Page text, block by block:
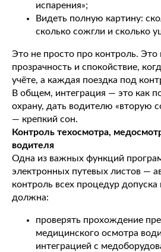
испарения»;
Видеть полную картину:
сколько сожгли и сколько
Это не просто про контроль.
прозрачность и спокойствие,
учёте, а каждая поездка под
В общем, интеграция — это как
охрану, дать водителю «вторую
— крепкий сон.
Контроль техосмотра,
водителя
Одна из важных функций
электронных путевых листов —
контроль всех процедур допуска
должна:
проверять прохождение
медицинского осмотра
интеграцией с